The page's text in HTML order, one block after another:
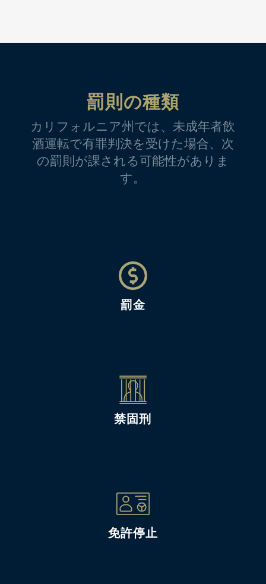
罰則の種類
カリフォルニア州では、未成年者飲
酒運転で有罪判決を受けた場合、次
の罰則が課される可能性がありま
す。
罰金
禁固刑
免許停止